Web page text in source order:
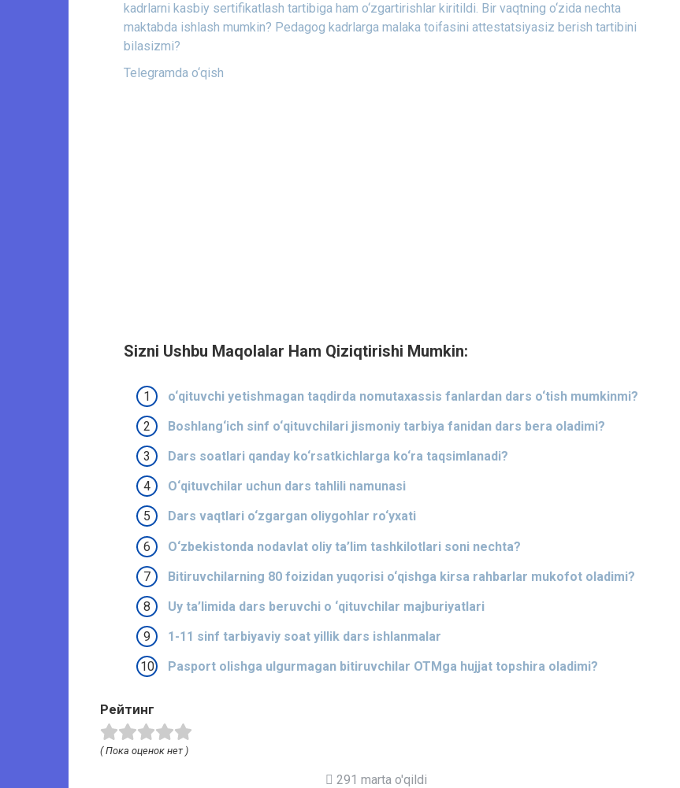
kadrlarni kasbiy sertifikatlash tartibiga ham o‘zgartirishlar kiritildi. Bir vaqtning o‘zida nechta
maktabda ishlash mumkin? Pedagog kadrlarga malaka toifasini attestatsiyasiz berish tartibini
bilasizmi?
Telegramda o‘qish
Sizni Ushbu Maqolalar Ham Qiziqtirishi Mumkin:
o‘qituvchi yetishmagan taqdirda nomutaxassis fanlardan dars o‘tish mumkinmi?
Boshlang‘ich sinf o‘qituvchilari jismoniy tarbiya fanidan dars bera oladimi?
Dars soatlari qanday ko‘rsatkichlarga ko‘ra taqsimlanadi?
O‘qituvchilar uchun dars tahlili namunasi
Dars vaqtlari o‘zgargan oliygohlar ro‘yxati
O‘zbekistonda nodavlat oliy ta’lim tashkilotlari soni nechta?
Bitiruvchilarning 80 foizidan yuqorisi o‘qishga kirsa rahbarlar mukofot oladimi?
Uy ta’limida dars beruvchi o ‘qituvchilar majburiyatlari
1-11 sinf tarbiyaviy soat yillik dars ishlanmalar
Pasport olishga ulgurmagan bitiruvchilar OTMga hujjat topshira oladimi?
Рейтинг
( Пока оценок нет )
291 marta o'qildi